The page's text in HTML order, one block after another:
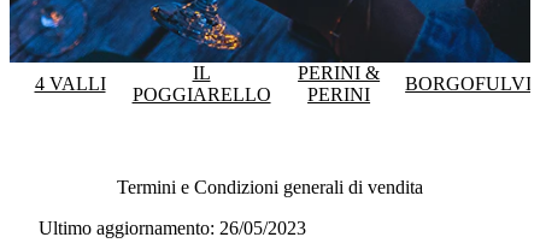
4 VALLI
IL
POGGIARELLO
PERINI &
PERINI
Termini e Condizioni generali di vendita
Ultimo aggiornamento: 26/05/2023